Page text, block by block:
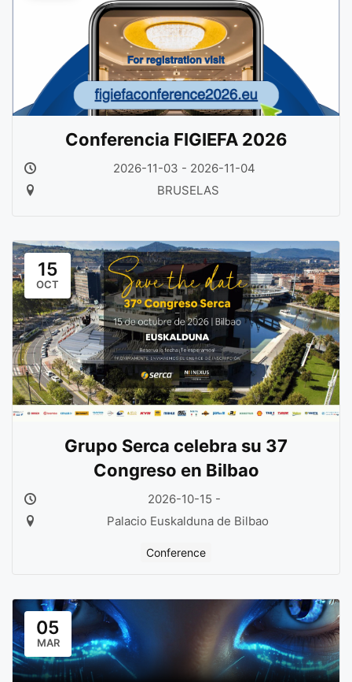
Conferencia FIGIEFA 2026
2026-11-03 - 2026-11-04
BRUSELAS
15
OCT
Grupo Serca celebra su 37
Congreso en Bilbao
2026-10-15 -
Palacio Euskalduna de Bilbao
Conference
05
MAR